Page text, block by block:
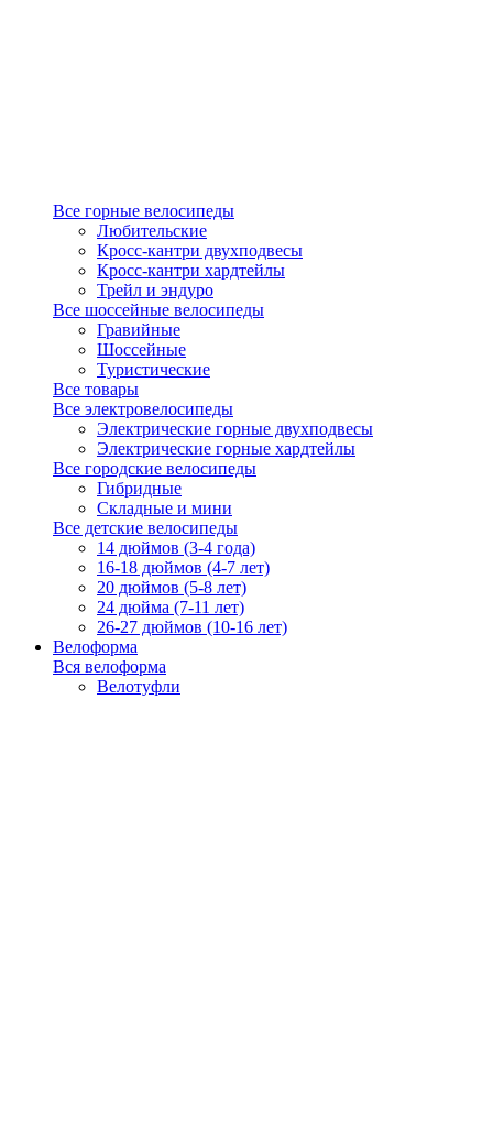
Все горные велосипеды
Любительские
Кросс-кантри двухподвесы
Кросс-кантри хардтейлы
Трейл и эндуро
Все шоссейные велосипеды
Гравийные
Шоссейные
Туристические
Все товары
Все электровелосипеды
Электрические горные двухподвесы
Электрические горные хардтейлы
Все городские велосипеды
Гибридные
Складные и мини
Все детские велосипеды
14 дюймов (3-4 года)
16-18 дюймов (4-7 лет)
20 дюймов (5-8 лет)
24 дюйма (7-11 лет)
26-27 дюймов (10-16 лет)
Велоформа
Вся велоформа
Велотуфли